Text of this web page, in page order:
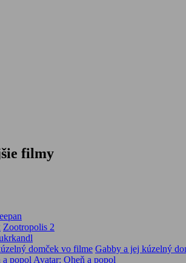
filmy
Zootropolis 2
Gabby a jej kúzelný
Avatar: Oheň a popol